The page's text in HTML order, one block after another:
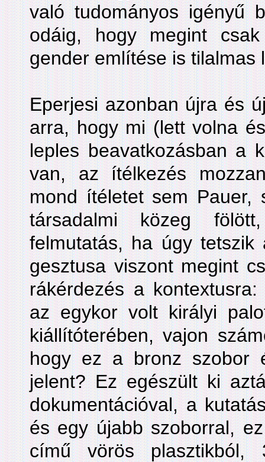
való tudományos igényű
odáig, hogy megint
gender említése is tilalmas
Eperjesi azonban újra és
arra, hogy mi (lett volna
leples beavatkozásban a
van, az ítélkezés
mond ítéletet sem
társadalmi közeg
felmutatás, ha úgy tetszik
gesztusa viszont megint
rákérdezés a
az egykor volt királyi
kiállítóterében, vajon
hogy ez a bronz szobor
jelent? Ez egészült ki
dokumentációval, a
és egy újabb szoborral,
című vörös plasztikból,